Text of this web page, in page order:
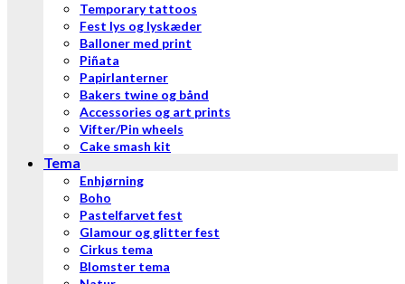
Temporary tattoos
Fest lys og lyskæder
Balloner med print
Piñata
Papirlanterner
Bakers twine og bånd
Accessories og art prints
Vifter/Pin wheels
Cake smash kit
Tema
Enhjørning
Boho
Pastelfarvet fest
Glamour og glitter fest
Cirkus tema
Blomster tema